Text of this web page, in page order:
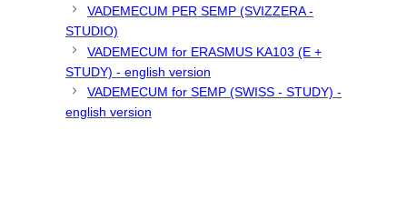
VADEMECUM PER SEMP (SVIZZERA -
STUDIO)
VADEMECUM for ERASMUS KA103 (E +
STUDY) - english version
VADEMECUM for SEMP (SWISS - STUDY) -
english version